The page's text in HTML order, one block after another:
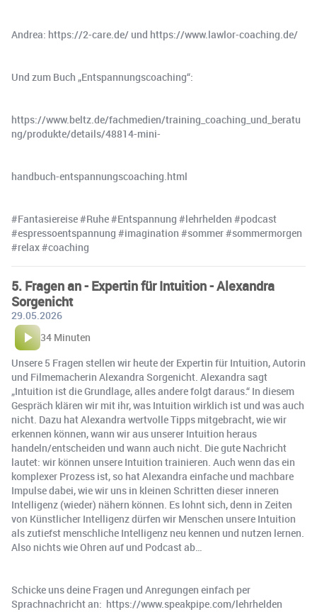
Andrea: https://2-care.de/ und https://www.lawlor-coaching.de/
Und zum Buch „Entspannungscoaching“:
https://www.beltz.de/fachmedien/training_coaching_und_beratu
ng/produkte/details/48814-mini-
handbuch-entspannungscoaching.html
#Fantasiereise #Ruhe #Entspannung #lehrhelden #podcast
#espressoentspannung #imagination #sommer #sommermorgen
#relax #coaching
5. Fragen an - Expertin für Intuition - Alexandra
Sorgenicht
29.05.2026
34 Minuten
Unsere 5 Fragen stellen wir heute der Expertin für Intuition, Autorin
und Filmemacherin Alexandra Sorgenicht. Alexandra sagt
„Intuition ist die Grundlage, alles andere folgt daraus.“ In diesem
Gespräch klären wir mit ihr, was Intuition wirklich ist und was auch
nicht. Dazu hat Alexandra wertvolle Tipps mitgebracht, wie wir
erkennen können, wann wir aus unserer Intuition heraus
handeln/entscheiden und wann auch nicht. Die gute Nachricht
lautet: wir können unsere Intuition trainieren. Auch wenn das ein
komplexer Prozess ist, so hat Alexandra einfache und machbare
Impulse dabei, wie wir uns in kleinen Schritten dieser inneren
Intelligenz (wieder) nähern können. Es lohnt sich, denn in Zeiten
von Künstlicher Intelligenz dürfen wir Menschen unsere Intuition
als zutiefst menschliche Intelligenz neu kennen und nutzen lernen.
Also nichts wie Ohren auf und Podcast ab…
Schicke uns deine Fragen und Anregungen einfach per
Sprachnachricht an: https://www.speakpipe.com/lehrhelden